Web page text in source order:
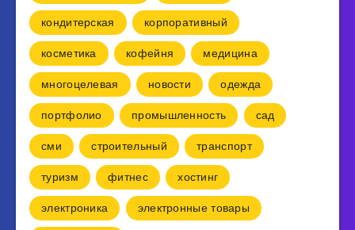
кондитерская
корпоративный
косметика
кофейня
медицина
многоцелевая
новости
одежда
портфолио
промышленность
сад
сми
строительный
транспорт
туризм
фитнес
хостинг
электроника
электронные товары